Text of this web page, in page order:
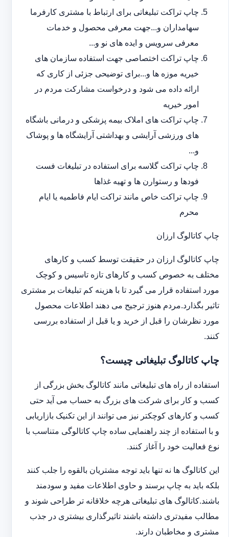
چاپ تراکت تبلیغاتی برای ارتباط با مشتری کارفرما
سهامداران و...جهت معرفی محصول و خدمات
معرفی سرویس و ایده های نو و...
چاپ تراکت اختصاصی جهت استفاده سازمان های
خیریه موزه ها و...برای توضیحی جزئی از کاری که
ارائه داده می شود و درخواست مشارکت مردم در
امور خیریه
چاپ تراکت های املاک بیمه پزشکی و درمانی باشگاه
های ورزشی آرایشی و بهداشتی آرایشگاه ها و پوشاک
و...
چاپ تراکت گلاسه برای استفاده در تبلیغات فست
فودها و رستوارن ها و تهیه غذاها
چاپ تراکت خاص مانند تراکت ایام فاطمیه یا ایام
محرم
چاپ کاتالوگ ارزان
چاپ کاتالوگ ارزان در حقیقت توسط کسب و کارهای
مختلف به خصوص کسب و کارهای تازه تاسیس و کوچک
مورد استفاده قرار می گیرد تا با هزینه کم تبلیغات بر مشتری
تاثیر بگذارد.مردم هنوز ترجیح می دهند اطلاعات محصول
مورد نظرشان را قبل از خرید و یا قبل از استفاده بررسی
کنند.
چاپ کاتالوگ تبلیغاتی چیست؟
استفاده از راه های تبلیغاتی مانند کاتالوگ بخش بزرگی از
کسب و کار برای شرکت های بزرگ به حساب می آید حتی
کسب و کارهای کوچکتر نیز می توانند از این تکنیک بازاریابی
و با استفاده از چند راهنمایی ساده چاپ کاتالوگی متناسب با
نوع فعالیت خود را آغاز کنند.
این کاتالوگ ها نه تنها باید توجه مشتریان بالقوه را جلب کنند
بلکه باید به چاپ برسند و حاوی اطلاعات مفید و سودمند
باشند.کاتالوگ های تبلیغاتی هرچه خلاقانه تر طراحی شوند و
مطالب مفیدتری داشته باشند تاثیرگذاری بیشتری در جذب
مشتری و مخاطبان دارند.